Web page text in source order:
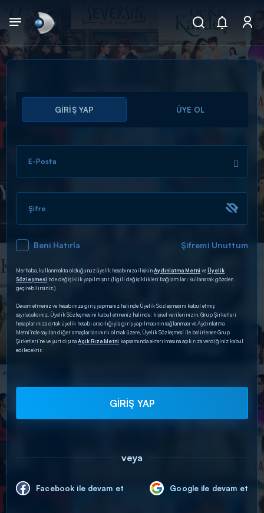
Arama
ARAMA SONUÇLARI
DİĞER SONUÇLAR
GİRİŞ YAP ÜYE OL
E-Posta
Şifre
Beni Hatırla Şifremi Unuttum
Merhaba, kullanmakta olduğunuz üyelik hesabınıza ilişkinAydınlatma Metni veÜyelik
Sözleşmesi’nde değişiklik yapılmıştır. (İlgili değişiklikleri bağlantıları kullanarak gözden
geçirebilirsiniz.)
Devam etmeniz ve hesabınıza giriş yapmanız halinde Üyelik Sözleşmesini kabul etmiş
sayılacaksınız. Üyelik Sözleşmesini kabul etmeniz halinde; kişisel verilerinizin, Grup Şirketleri
hesaplarınıza ortak üyelik hesabı aracılığıyla giriş yapılmasının sağlanması ve Aydınlatma
Metni’nde sayılan diğer amaçlarla sınırlı olmak üzere, Üyelik Sözleşmesi ile belirlenen Grup
Şirketleri’ne ve yurt dışınaAçık Rıza Metni kapsamında aktarılmasına açık rıza verdiğiniz kabul
edilecektir.
GİRİŞ YAP
veya
Facebook ile devam et Google ile devam et